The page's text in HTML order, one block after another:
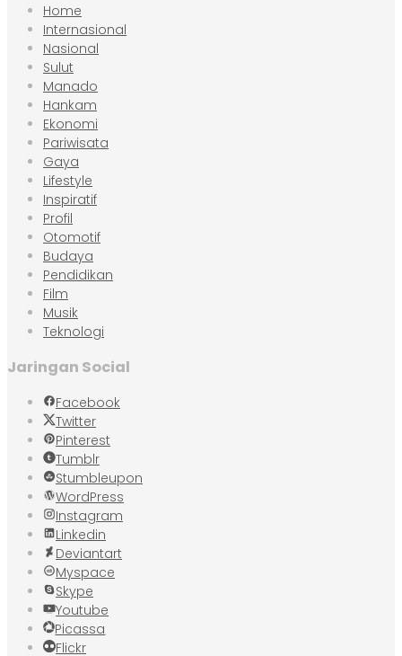
Home
Internasional
Nasional
Sulut
Manado
Hankam
Ekonomi
Pariwisata
Gaya
Lifestyle
Inspiratif
Profil
Otomotif
Budaya
Pendidikan
Film
Musik
Teknologi
Jaringan Social
Facebook
Twitter
Pinterest
Tumblr
Stumbleupon
WordPress
Instagram
Linkedin
Deviantart
Myspace
Skype
Youtube
Picassa
Flickr